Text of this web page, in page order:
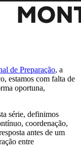
de Preparação, a
estamos com falta de
oportuna,
série, definimos
coordenação,
antes de um
entre